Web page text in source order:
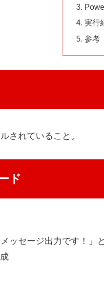
実行
参考
されていること。
ド
ッセージ出力です！」